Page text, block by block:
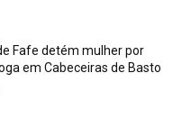
Fafe detém mulher por
em Cabeceiras de Basto